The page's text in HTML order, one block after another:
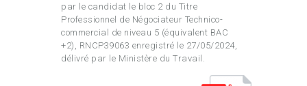
par le candidat le bloc 2 du Titre
Professionnel de Négociateur Technico-
commercial de niveau 5 (équivalent BAC
+2), RNCP39063 enregistré le 27/05/2024,
délivré par le Ministère du Travail.